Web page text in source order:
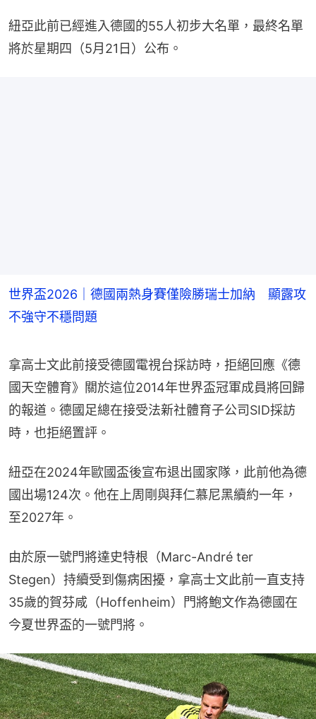
紐亞此前已經進入德國的55人初步大名單，最終名單
將於星期四（5月21日）公布。
世界盃2026｜德國兩熱身賽僅險勝瑞士加納 顯露攻
不強守不穩問題
拿高士文此前接受德國電視台採訪時，拒絕回應《德
國天空體育》關於這位2014年世界盃冠軍成員將回歸
的報道。德國足總在接受法新社體育子公司SID採訪
時，也拒絕置評。
紐亞在2024年歐國盃後宣布退出國家隊，此前他為德
國出場124次。他在上周剛與拜仁慕尼黑續約一年，
至2027年。
由於原一號門將達史特根（Marc-André ter
Stegen）持續受到傷病困擾，拿高士文此前一直支持
35歲的賀芬咸（Hoffenheim）門將鮑文作為德國在
今夏世界盃的一號門將。